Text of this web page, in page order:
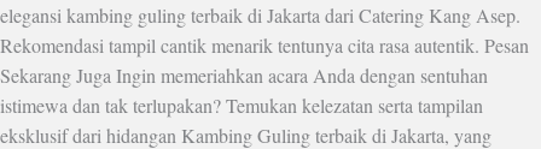
elegansi kambing guling terbaik di Jakarta dari Catering Kang Asep.
Rekomendasi tampil cantik menarik tentunya cita rasa autentik. Pesan
Sekarang Juga Ingin memeriahkan acara Anda dengan sentuhan
istimewa dan tak terlupakan? Temukan kelezatan serta tampilan
eksklusif dari hidangan Kambing Guling terbaik di Jakarta, yang